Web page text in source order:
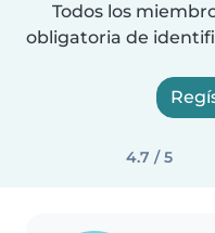
Todos los
obligatoria de
4.7 / 5